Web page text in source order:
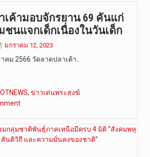
เค้ามอบจักรยาน 69 คันแก่
ชนแจกเด็กเนื่องในวันเด็ก
มกราคม 12, 2023
คม 2566 วัดลาดปลาเค้า…
, ข่าวเด่นพระสงฆ์